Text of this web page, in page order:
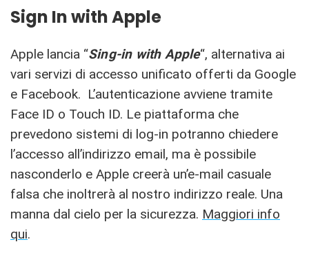
Sign In with Apple
Apple lancia “Sing-in with Apple“, alternativa ai
vari servizi di accesso unificato offerti da Google
e Facebook. L’autenticazione avviene tramite
Face ID o Touch ID. Le piattaforma che
prevedono sistemi di log-in potranno chiedere
l’accesso all’indirizzo email, ma è possibile
nasconderlo e Apple creerà un’e-mail casuale
falsa che inoltrerà al nostro indirizzo reale. Una
manna dal cielo per la sicurezza. Maggiori info
qui.